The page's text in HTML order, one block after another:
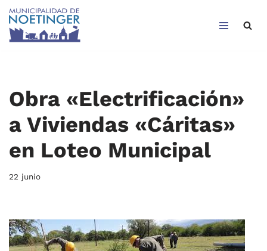
Saltar
Obra «Electrificación»
a Viviendas «Cáritas»
en Loteo Municipal
22 junio